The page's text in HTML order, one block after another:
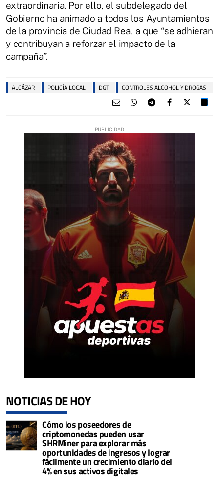
extraordinaria. Por ello, el subdelegado del
Gobierno ha animado a todos los Ayuntamientos
de la provincia de Ciudad Real a que “se adhieran
y contribuyan a reforzar el impacto de la
campaña”.
ALCÁZAR POLICÍA LOCAL DGT CONTROLES ALCOHOL Y DROGAS
NOTICIAS DE HOY
Cómo los poseedores de
criptomonedas pueden usar
SHRMiner para explorar más
oportunidades de ingresos y lograr
fácilmente un crecimiento diario del
4% en sus activos digitales